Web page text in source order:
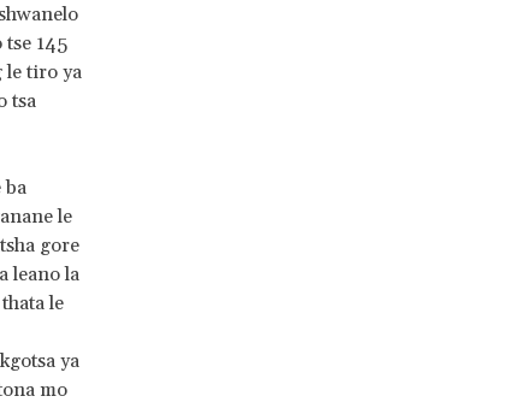
145
le tiro ya
tsa
ba
le
gore
leano la
le
ya
mo